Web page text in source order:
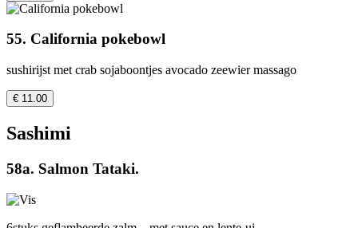
55. California pokebowl
sushirijst met crab sojaboontjes avocado zeewier massago
€ 11.00
Sashimi
58a. Salmon Tataki.